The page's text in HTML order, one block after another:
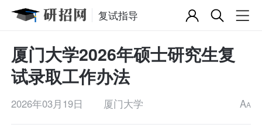
复试指导
厦门大学2026年硕士研究生复
试录取工作办法
2026年03月19日 厦门大学 AA